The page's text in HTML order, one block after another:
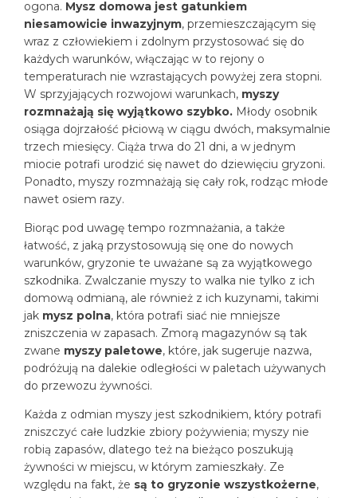
ogona. Mysz domowa jest gatunkiem
niesamowicie inwazyjnym, przemieszczającym się
wraz z człowiekiem i zdolnym przystosować się do
każdych warunków, włączając w to rejony o
temperaturach nie wzrastających powyżej zera stopni.
W sprzyjających rozwojowi warunkach, myszy
rozmnażają się wyjątkowo szybko. Młody osobnik
osiąga dojrzałość płciową w ciągu dwóch, maksymalnie
trzech miesięcy. Ciąża trwa do 21 dni, a w jednym
miocie potrafi urodzić się nawet do dziewięciu gryzoni.
Ponadto, myszy rozmnażają się cały rok, rodząc młode
nawet osiem razy.
Biorąc pod uwagę tempo rozmnażania, a także
łatwość, z jaką przystosowują się one do nowych
warunków, gryzonie te uważane są za wyjątkowego
szkodnika. Zwalczanie myszy to walka nie tylko z ich
domową odmianą, ale również z ich kuzynami, takimi
jak mysz polna, która potrafi siać nie mniejsze
zniszczenia w zapasach. Zmorą magazynów są tak
zwane myszy paletowe, które, jak sugeruje nazwa,
podróżują na dalekie odległości w paletach używanych
do przewozu żywności.
Każda z odmian myszy jest szkodnikiem, który potrafi
zniszczyć całe ludzkie zbiory pożywienia; myszy nie
robią zapasów, dlatego też na bieżąco poszukują
żywności w miejscu, w którym zamieszkały. Ze
względu na fakt, że są to gryzonie wszystkożerne,